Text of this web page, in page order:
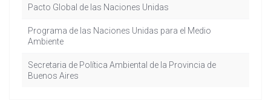
Pacto Global de las Naciones Unidas
Programa de las Naciones Unidas para el Medio
Ambiente
Secretaria de Política Ambiental de la Provincia de
Buenos Aires